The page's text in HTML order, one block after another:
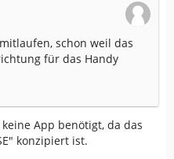
schon weil das
für das Handy
App benötigt, da das
konzipiert ist.